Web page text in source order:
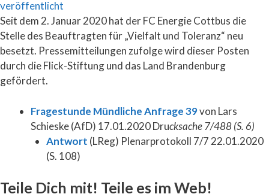
Seit dem 2. Januar 2020 hat der FC Energie Cottbus die
Stelle des Beauftragten für „Vielfalt und Toleranz“ neu
besetzt. Pressemitteilungen zufolge wird dieser Posten
durch die Flick-Stiftung und das Land Brandenburg
gefördert.
Fragestunde Mündliche Anfrage 39von Lars
Schieske (AfD) 17.01.2020 Drucksache 7/488 (S. 6)
Antwort (LReg) Plenarprotokoll 7/7 22.01.2020
(S. 108)
Teile Dich mit! Teile es im Web!